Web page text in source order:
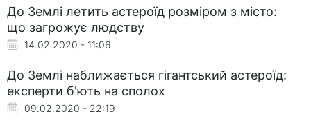
До Землі летить астероїд розміром з місто:
що загрожує людству
14.02.2020 - 11:06
До Землі наближається гігантський астероїд:
експерти б'ють на сполох
09.02.2020 - 22:19